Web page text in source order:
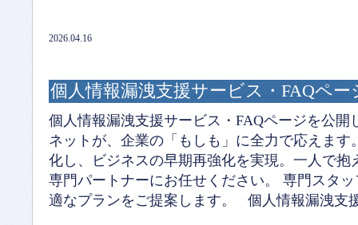
2026.04.16
個人情報漏洩支援サービス・FAQペ
個人情報漏洩支援サービス・FAQページを公
ネットが、企業の「もしも」に全力で応えま
化し、ビジネスの早期再強化を実現。一人で抱
専門パートナーにお任せください。 専門スタ
適なプランをご提案します。 個人情報漏洩支